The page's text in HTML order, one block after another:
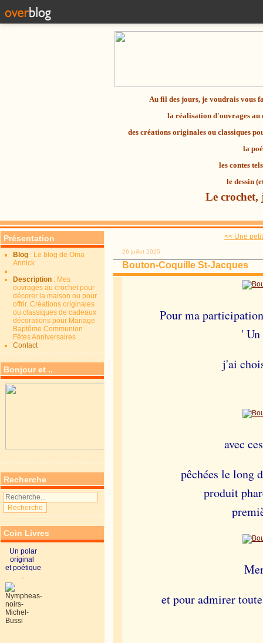
Au fil des jours, je voudrais vous
la réalisation d'ouvrages au
des créations originales ou classiques
la
les contes
le dessin
Le crochet,
Présentation
Blog : Le blog de Oma
Annick
Description : Mes
ouvrages au crochet pour
décorer la maison ou pour
offrir. Créations originales
ou classiques de cadeaux
décorations pour Mariage
Baptême Communion
Fêtes Anniversaires ..
Contact
Bonjour et ..
Recherche
Coin Livres
Un polar
original
et poétique
..
<< Une
26 juillet 2025
Bouton-Coquille St-Jacques
Pour ma
'
j'ai
avec
pêchées le long
produit
et pour admirer